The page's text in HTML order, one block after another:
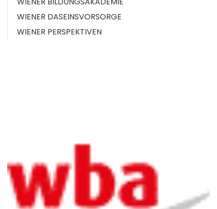
WIENER DASEINSVORSORGE
WIENER PERSPEKTIVEN